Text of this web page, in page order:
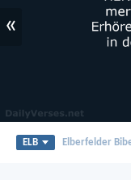
«
ELB Elberfelder